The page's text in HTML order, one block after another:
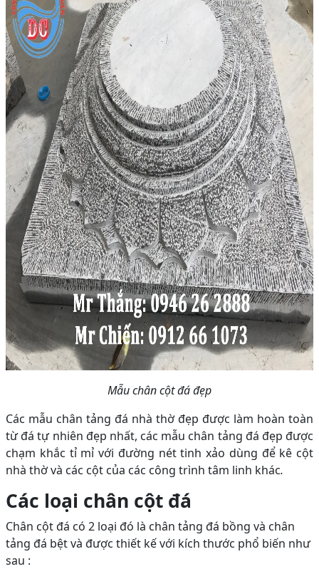
Mẫu chân cột đá đẹp
Các mẫu chân tảng đá nhà thờ đẹp được làm hoàn toàn
từ đá tự nhiên đẹp nhất, các mẫu chân tảng đá đẹp được
chạm khắc tỉ mỉ với đường nét tinh xảo dùng để kê cột
nhà thờ và các cột của các công trình tâm linh khác.
Các loại chân cột đá
Chân cột đá có 2 loại đó là chân tảng đá bồng và chân
tảng đá bệt và được thiết kế với kích thước phổ biến như
sau :